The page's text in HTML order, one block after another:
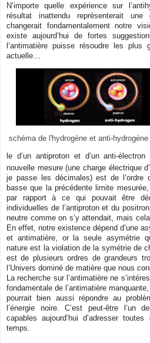
N’importe quelle expérience sur
résultat inattendu représenterait une
changerait fondamentalement notre
existe aujourd’hui de fortes
l’antimatière puisse résoudre les
actuelle…
schéma de l'hydrogène et anti-hydrogène
le d’un antiproton et d’un anti-
nouvelle mesure (une charge électrique
je passe les décimales) est de l’ordre
basse que la précédente limite
par rapport à ce qui pouvait être
individuelles de l’antiproton et du
neutre comme on s’y attendait, mais
En effet, notre existence dépend d’une
et antimatière, or la seule asymétrie
nature est la violation de la symétrie de
est de plusieurs ordres de grandeurs
l’Univers dominé de matière que nous
La recherche sur l’antimatière ne
fondamentale de l’antimatière
pourrait bien aussi répondre au
l’énergie noire. C’est peut-être l’un
capables aujourd’hui d’adresser
temps.